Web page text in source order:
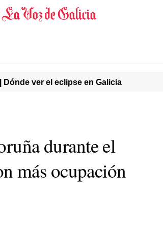
Dónde ver el eclipse en Galicia
durante el
más ocupación